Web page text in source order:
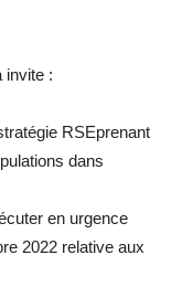
invite :
RSEprenant
dans
en urgence
2022 relative aux